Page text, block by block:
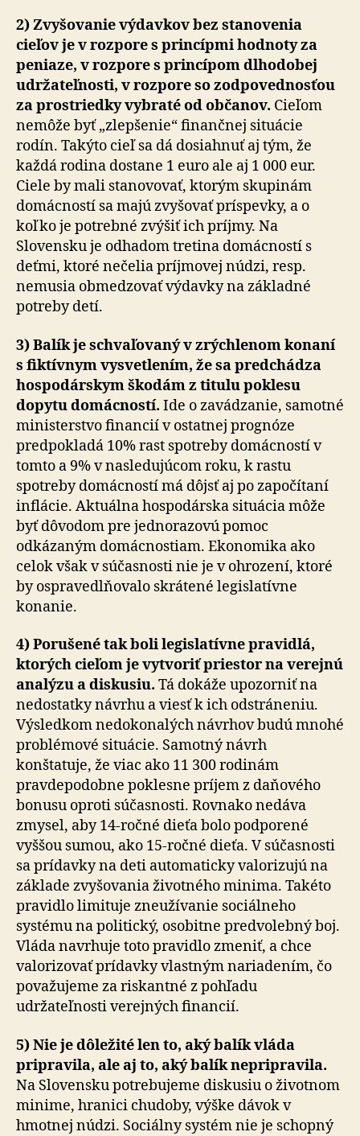
2) Zvyšovanie výdavkov bez stanovenia
cieľov je v rozpore s princípmi hodnoty za
peniaze, v rozpore s princípom dlhodobej
udržateľnosti, v rozpore so zodpovednosťou
za prostriedky vybraté od občanov. Cieľom
nemôže byť „zlepšenie“ finančnej situácie
rodín. Takýto cieľ sa dá dosiahnuť aj tým, že
každá rodina dostane 1 euro ale aj 1 000 eur.
Ciele by mali stanovovať, ktorým skupinám
domácností sa majú zvyšovať príspevky, a o
koľko je potrebné zvýšiť ich príjmy. Na
Slovensku je odhadom tretina domácností s
deťmi, ktoré nečelia príjmovej núdzi, resp.
nemusia obmedzovať výdavky na základné
potreby detí.
3) Balík je schvaľovaný v zrýchlenom konaní
s fiktívnym vysvetlením, že sa predchádza
hospodárskym škodám z titulu poklesu
dopytu domácností. Ide o zavádzanie, samotné
ministerstvo financií v ostatnej prognóze
predpokladá 10% rast spotreby domácností v
tomto a 9% v nasledujúcom roku, k rastu
spotreby domácností má dôjsť aj po započítaní
inflácie. Aktuálna hospodárska situácia môže
byť dôvodom pre jednorazovú pomoc
odkázaným domácnostiam. Ekonomika ako
celok však v súčasnosti nie je v ohrození, ktoré
by ospravedlňovalo skrátené legislatívne
konanie.
4) Porušené tak boli legislatívne pravidlá,
ktorých cieľom je vytvoriť priestor na verejnú
analýzu a diskusiu. Tá dokáže upozorniť na
nedostatky návrhu a viesť k ich odstráneniu.
Výsledkom nedokonalých návrhov budú mnohé
problémové situácie. Samotný návrh
konštatuje, že viac ako 11 300 rodinám
pravdepodobne poklesne príjem z daňového
bonusu oproti súčasnosti. Rovnako nedáva
zmysel, aby 14-ročné dieťa bolo podporené
vyššou sumou, ako 15-ročné dieťa. V súčasnosti
sa prídavky na deti automaticky valorizujú na
základe zvyšovania životného minima. Takéto
pravidlo limituje zneužívanie sociálneho
systému na politický, osobitne predvolebný boj.
Vláda navrhuje toto pravidlo zmeniť, a chce
valorizovať prídavky vlastným nariadením, čo
považujeme za riskantné z pohľadu
udržateľnosti verejných financií.
5) Nie je dôležité len to, aký balík vláda
pripravila, ale aj to, aký balík nepripravila.
Na Slovensku potrebujeme diskusiu o životnom
minime, hranici chudoby, výške dávok v
hmotnej núdzi. Sociálny systém nie je schopný